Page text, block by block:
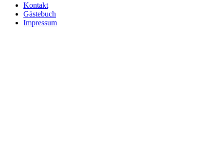
Kontakt
Gästebuch
Impressum